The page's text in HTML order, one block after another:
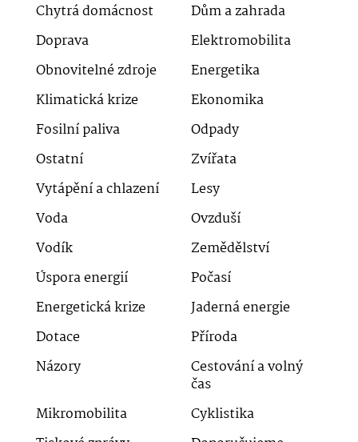
Chytrá domácnost
Dům a zahrada
Doprava
Elektromobilita
Obnovitelné zdroje
Energetika
Klimatická krize
Ekonomika
Fosilní paliva
Odpady
Ostatní
Zvířata
Vytápění a chlazení
Lesy
Voda
Ovzduší
Vodík
Zemědělství
Úspora energií
Počasí
Energetická krize
Jaderná energie
Dotace
Příroda
Názory
Cestování a volný
čas
Mikromobilita
Cyklistika